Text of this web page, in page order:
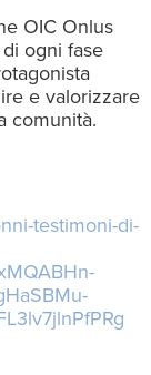
OIC Onlus
ogni fase
e valorizzare
comunità.
testimoni-di-